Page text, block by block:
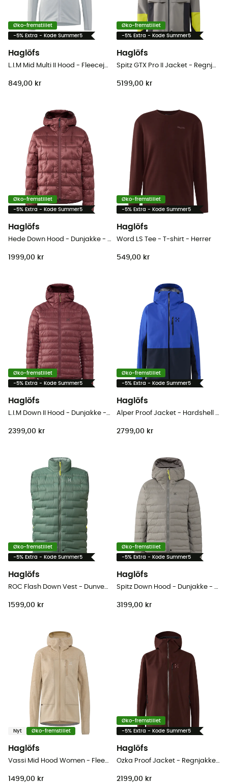
Øko-fremstillet
-5% Extra - Kode Summer5
Haglöfs
L.I.M Mid Multi II Hood - Fleecejakke - Damer
849,00 kr
Øko-fremstillet
-5% Extra - Kode Summer5
Haglöfs
Spitz GTX Pro II Jacket - Regnjakke - Herrer
5199,00 kr
Øko-fremstillet
-5% Extra - Kode Summer5
Haglöfs
Hede Down Hood - Dunjakke - Damer
1999,00 kr
Øko-fremstillet
-5% Extra - Kode Summer5
Haglöfs
Word LS Tee - T-shirt - Herrer
549,00 kr
Øko-fremstillet
-5% Extra - Kode Summer5
Haglöfs
L.I.M Down II Hood - Dunjakke - Damer
2399,00 kr
Øko-fremstillet
-5% Extra - Kode Summer5
Haglöfs
Alper Proof Jacket - Hardshell jakke - Herrer
2799,00 kr
Øko-fremstillet
-5% Extra - Kode Summer5
Haglöfs
ROC Flash Down Vest - Dunvest - Herrer
1599,00 kr
Øko-fremstillet
-5% Extra - Kode Summer5
Haglöfs
Spitz Down Hood - Dunjakke - Damer
3199,00 kr
Nyt Øko-fremstillet
Haglöfs
Vassi Mid Hood Women - Fleecejakke - Damer
1499,00 kr
Øko-fremstillet
-5% Extra - Kode Summer5
Haglöfs
Ozka Proof Jacket - Regnjakke - Damer
2199,00 kr